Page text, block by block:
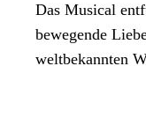
Das Musical
bewegende
weltbekannten